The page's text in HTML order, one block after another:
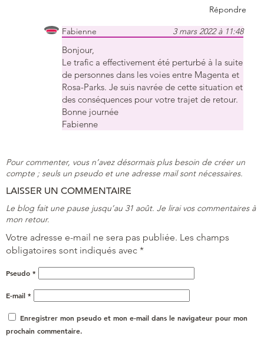
Répondre
Fabienne 3 mars 2022 à 11:48
Bonjour,
Le trafic a effectivement été perturbé à la suite
de personnes dans les voies entre Magenta et
Rosa-Parks. Je suis navrée de cette situation et
des conséquences pour votre trajet de retour.
Bonne journée
Fabienne
Pour commenter, vous n’avez désormais plus besoin de créer un
compte ; seuls un pseudo et une adresse mail sont nécessaires.
LAISSER UN COMMENTAIRE
Le blog fait une pause jusqu’au 31 août. Je lirai vos commentaires à
mon retour.
Votre adresse e-mail ne sera pas publiée. Les champs
obligatoires sont indiqués avec *
Pseudo *
E-mail *
Enregistrer mon pseudo et mon e-mail dans le navigateur pour mon
prochain commentaire.